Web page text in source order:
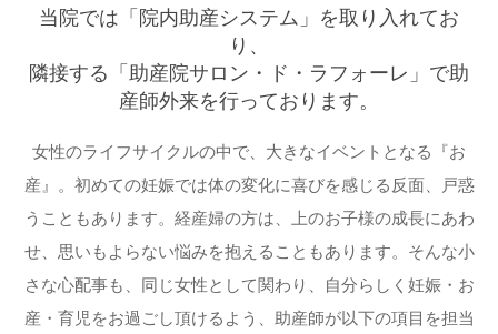
当院では「院内助産システム」を取り入れてお
り、
隣接する「助産院サロン・ド・ラフォーレ」で助
産師外来を行っております。
女性のライフサイクルの中で、大きなイベントとなる『お
産』。初めての妊娠では体の変化に喜びを感じる反面、戸惑
うこともあります。経産婦の方は、上のお子様の成長にあわ
せ、思いもよらない悩みを抱えることもあります。そんな小
さな心配事も、同じ女性として関わり、自分らしく妊娠・お
産・育児をお過ごし頂けるよう、助産師が以下の項目を担当